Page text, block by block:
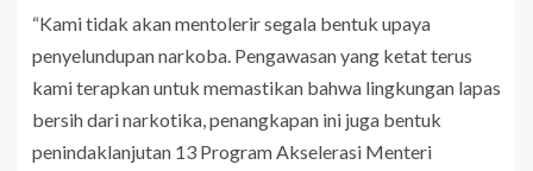
“Kami tidak akan mentolerir segala bentuk upaya
penyelundupan narkoba. Pengawasan yang ketat terus
kami terapkan untuk memastikan bahwa lingkungan lapas
bersih dari narkotika, penangkapan ini juga bentuk
penindaklanjutan 13 Program Akselerasi Menteri